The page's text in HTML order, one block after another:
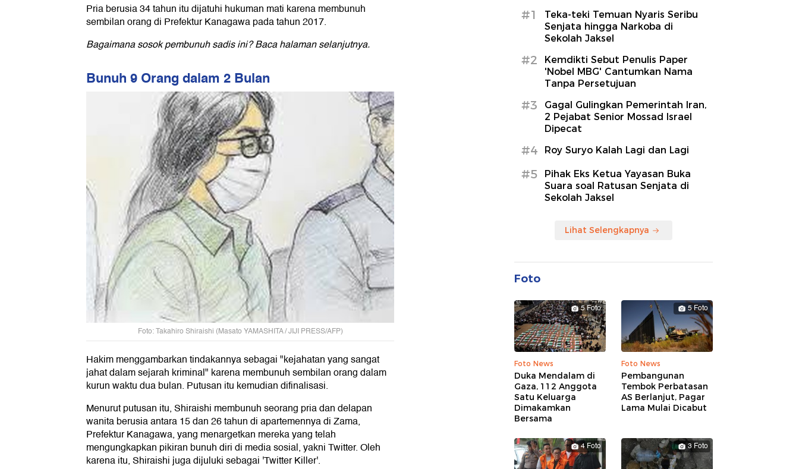
Pria berusia 34 tahun itu dijatuhi hukuman mati karena membunuh
sembilan orang di Prefektur Kanagawa pada tahun 2017.
Bagaimana sosok pembunuh sadis ini? Baca halaman selanjutnya.
Bunuh 9 Orang dalam 2 Bulan
Foto: Takahiro Shiraishi (Masato YAMASHITA / JIJI PRESS/AFP)
Hakim menggambarkan tindakannya sebagai "kejahatan yang sangat
jahat dalam sejarah kriminal" karena membunuh sembilan orang dalam
kurun waktu dua bulan. Putusan itu kemudian difinalisasi.
Menurut putusan itu, Shiraishi membunuh seorang pria dan delapan
wanita berusia antara 15 dan 26 tahun di apartemennya di Zama,
Prefektur Kanagawa, yang menargetkan mereka yang telah
mengungkapkan pikiran bunuh diri di media sosial, yakni Twitter. Oleh
karena itu, Shiraishi juga dijuluki sebagai 'Twitter Killer'.
#1
Teka-teki Temuan Nyaris Seribu
Senjata hingga Narkoba di
Sekolah Jaksel
#2
Kemdikti Sebut Penulis Paper
'Nobel MBG' Cantumkan Nama
Tanpa Persetujuan
#3
Gagal Gulingkan Pemerintah Iran,
2 Pejabat Senior Mossad Israel
Dipecat
#4 Roy Suryo Kalah Lagi dan Lagi
#5
Pihak Eks Ketua Yayasan Buka
Suara soal Ratusan Senjata di
Sekolah Jaksel
Lihat Selengkapnya
Foto
5 Foto
Foto News
Duka Mendalam di
Gaza, 112 Anggota
Satu Keluarga
Dimakamkan
Bersama
5 Foto
Foto News
Pembangunan
Tembok Perbatasan
AS Berlanjut, Pagar
Lama Mulai Dicabut
4 Foto 3 Foto